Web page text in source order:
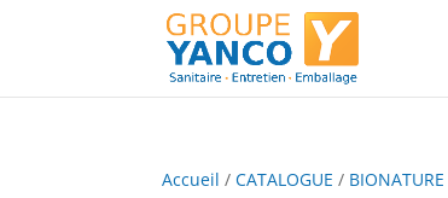
Accueil /CATALOGUE / BIONATURE